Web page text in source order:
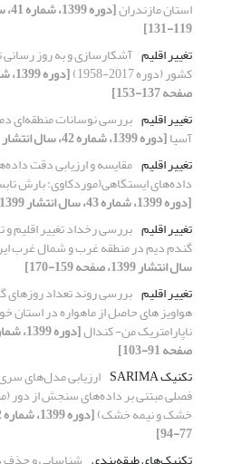
استان مازندران
119-131]
تغییر اقلیم آشکارسازی و به ‌روز رسانی
کشور (دوره 2017-1958)
صفحه 137-153]
تغییر اقلیم بررسی نوسانات منطقه‌ای
آسیا[دوره 1399، شماره 42، سال انتشار 1399، صفحه 155-167]
تغییر اقلیم مقایسه و ارزیابی دقت
داده‌های ایستگاهی(موردکاوی: بارش
[دوره 1399، شماره 43، سال انتشار 1399، صفحه 15-32]
تغییر اقلیم بررسی رخداد تغییر اقلیم و
گندم دیم در منطقه غرب و شمال غرب
سال انتشار 1399، صفحه 159-170]
تغییر اقلیم بررسی روند تعداد
هواویز های حاصل از ماهواره در استان
ناپارامتریک من- کندال
صفحه 91-103]
تکنیک SARIMA
ارزیابی مدل‌های
فصلی مبتنی بر داده‌های سنجش از دور
خشک و نیمه خشک)
77-94]